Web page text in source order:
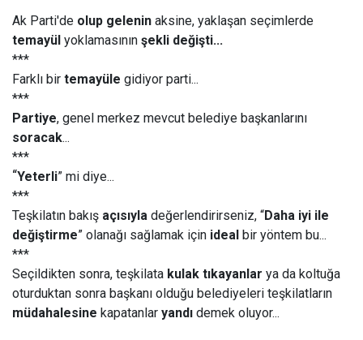
Ak Parti'de olup gelenin aksine, yaklaşan seçimlerde
temayül yoklamasının şekli değişti...
***
Farklı bir temayüle gidiyor parti...
***
Partiye, genel merkez mevcut belediye başkanlarını
soracak...
***
“Yeterli” mi diye...
***
Teşkilatın bakış açısıyla değerlendirirseniz, “Daha iyi ile
değiştirme” olanağı sağlamak için ideal bir yöntem bu...
***
Seçildikten sonra, teşkilata kulak tıkayanlar ya da koltuğa
oturduktan sonra başkanı olduğu belediyeleri teşkilatların
müdahalesine kapatanlar yandı demek oluyor...